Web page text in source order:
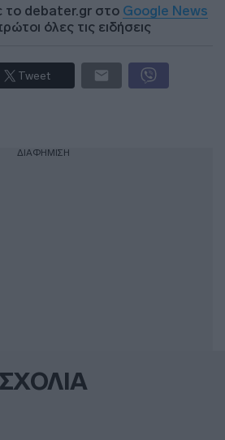
το debater.gr στο Google News
όλες τις ειδήσεις
Tweet
ΔΙΑΦΗΜΙΣΗ
ΣΧΟΛΙΑ